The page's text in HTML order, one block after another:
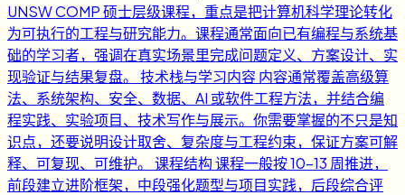
UNSW COMP 硕士层级课程，重点是把计算机科学理论转化
为可执行的工程与研究能力。课程通常面向已有编程与系统基
础的学习者，强调在真实场景里完成问题定义、方案设计、实
现验证与结果复盘。 技术栈与学习内容 内容通常覆盖高级算
法、系统架构、安全、数据、AI 或软件工程方法，并结合编
程实践、实验项目、技术写作与展示。你需要掌握的不只是知
识点，还要说明设计取舍、复杂度与工程约束，保证方案可解
释、可复现、可维护。 课程结构 课程一般按 10-13 周推进，
前段建立进阶框架，中段强化题型与项目实践，后段综合评